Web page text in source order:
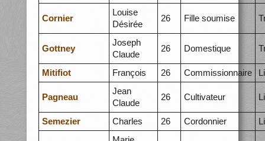
Cornier
Louise
Désirée
26 Fille soumise
Gottney
Joseph
Claude
26 Domestique
Mitifiot François 26 Commissionnaire
Pagneau
Jean
Claude
26 Cultivateur
Semezier Charles 26 Cordonnier